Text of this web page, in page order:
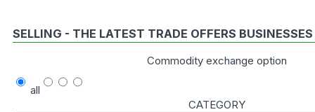
SELLING - THE LATEST TRADE OFFERS BUSINESSES
Commodity exchange option
all
CATEGORY